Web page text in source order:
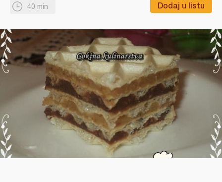
40 min Dodaj u listu